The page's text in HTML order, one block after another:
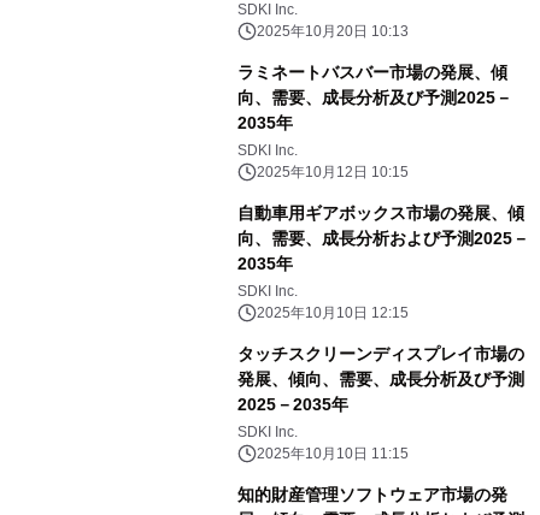
SDKI Inc.
2025年10月20日 10:13
ラミネートバスバー市場の発展、傾
向、需要、成長分析及び予測2025－
2035年
SDKI Inc.
2025年10月12日 10:15
自動車用ギアボックス市場の発展、傾
向、需要、成長分析および予測2025－
2035年
SDKI Inc.
2025年10月10日 12:15
タッチスクリーンディスプレイ市場の
発展、傾向、需要、成長分析及び予測
2025－2035年
SDKI Inc.
2025年10月10日 11:15
知的財産管理ソフトウェア市場の発